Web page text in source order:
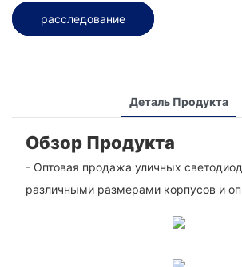
расследование
Деталь Продукта
Обзор Продукта
- Оптовая продажа уличных
различными размерами корпусов и